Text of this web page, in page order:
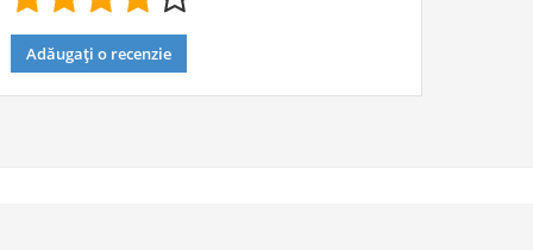
Adăugați o recenzie